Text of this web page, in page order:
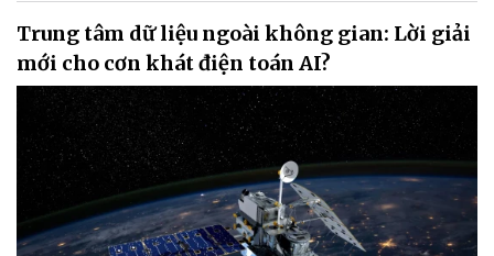
Trung tâm dữ liệu ngoài không gian: Lời giải
mới cho cơn khát điện toán AI?